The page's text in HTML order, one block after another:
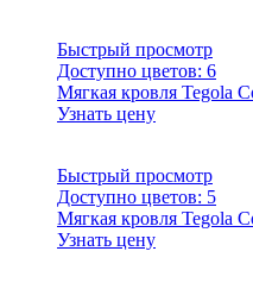
Быстрый просмотр
Доступно цветов: 6
Мягкая кровля Tegola
Узнать цену
Быстрый просмотр
Доступно цветов: 5
Мягкая кровля Tegola
Узнать цену